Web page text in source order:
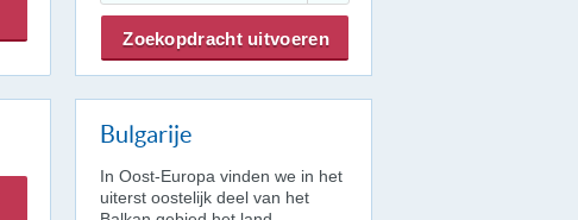
Bulgarije
In Oost-Europa vinden we in het
uiterst oostelijk deel van het